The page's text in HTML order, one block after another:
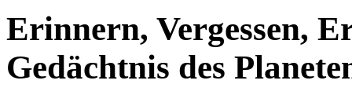
Erinnern, Vergessen,
Gedächtnis des